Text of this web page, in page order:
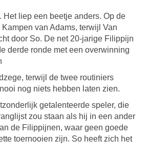
Het liep een beetje anders. Op de
van Adams, terwijl Van
door So. De net 20-jarige Filippijn
derde ronde met een overwinning
terwijl de twee routiniers
nog niets hebben laten zien.
getalenteerde speler, die
zou staan als hij in een ander
de Filippijnen, waar geen goede
toernooien zijn. So heeft zich het